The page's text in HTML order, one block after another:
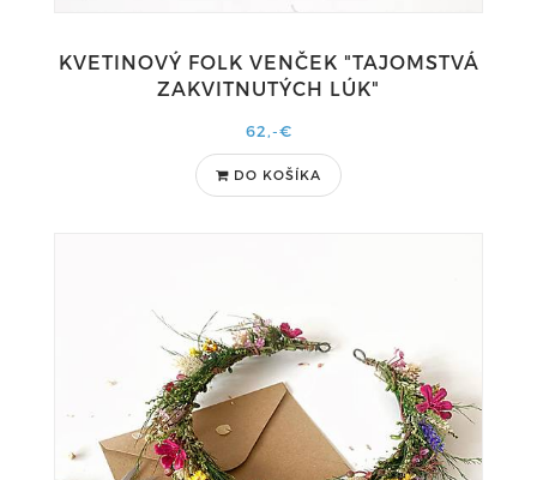
KVETINOVÝ FOLK VENČEK "TAJOMSTVÁ
ZAKVITNUTÝCH LÚK"
62,-€
DO KOŠÍKA